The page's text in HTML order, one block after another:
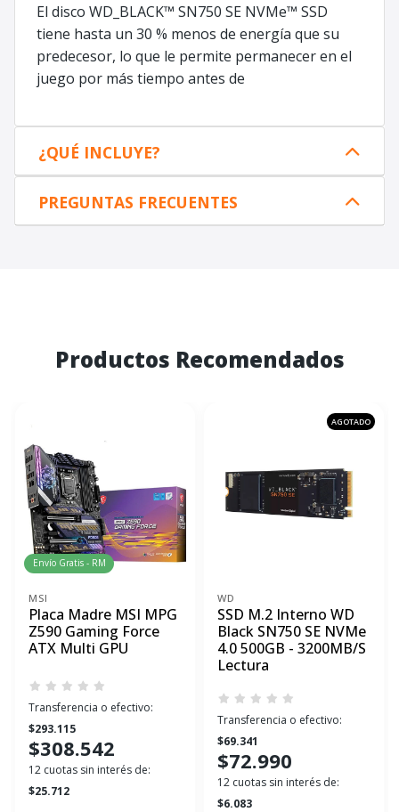
El disco WD_BLACK™ SN750 SE NVMe™ SSD
tiene hasta un 30 % menos de energía que su
predecesor, lo que le permite permanecer en el
juego por más tiempo antes de
¿QUÉ INCLUYE?
PREGUNTAS FRECUENTES
Productos Recomendados
Envío Gratis - RM
MSI
Placa Madre MSI MPG
Z590 Gaming Force
ATX Multi GPU
Transferencia o efectivo:
$293.115
$308.542
12 cuotas sin interés de:
$25.712
AGOTADO
WD
SSD M.2 Interno WD
Black SN750 SE NVMe
4.0 500GB - 3200MB/S
Lectura
Transferencia o efectivo:
$69.341
$72.990
12 cuotas sin interés de:
$6.083